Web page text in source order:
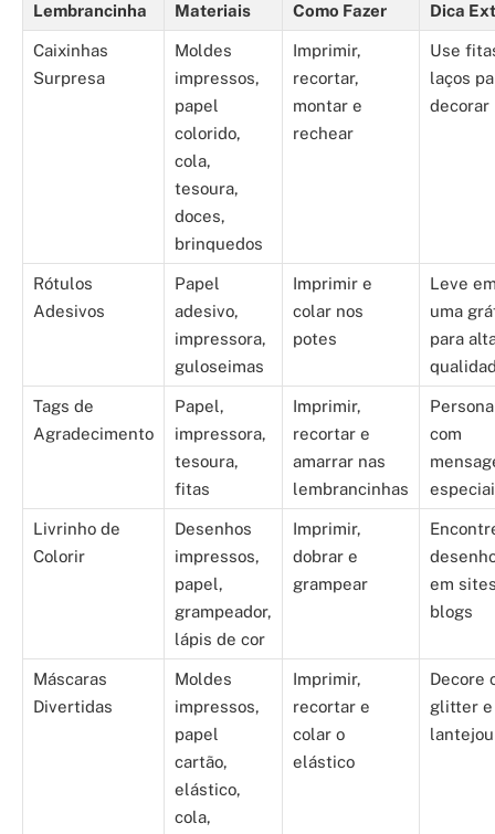
Lembrancinha Materiais Como Fazer Dica
Caixinhas
Surpresa
Moldes
impressos,
papel
colorido,
cola,
tesoura,
doces,
brinquedos
Imprimir,
recortar,
montar e
rechear
Use
laços
decorar
Rótulos
Adesivos
Papel
adesivo,
impressora,
guloseimas
Imprimir e
colar nos
potes
Leve
uma
para
Tags de
Agradecimento
Papel,
impressora,
tesoura,
fitas
Imprimir,
recortar e
amarrar nas
lembrancinhas
com
Livrinho de
Colorir
Desenhos
impressos,
papel,
grampeador,
lápis de cor
Imprimir,
dobrar e
grampear
em
blogs
Máscaras
Divertidas
Moldes
impressos,
papel
cartão,
elástico,
cola,
Imprimir,
recortar e
colar o
elástico
Decore
glitter e